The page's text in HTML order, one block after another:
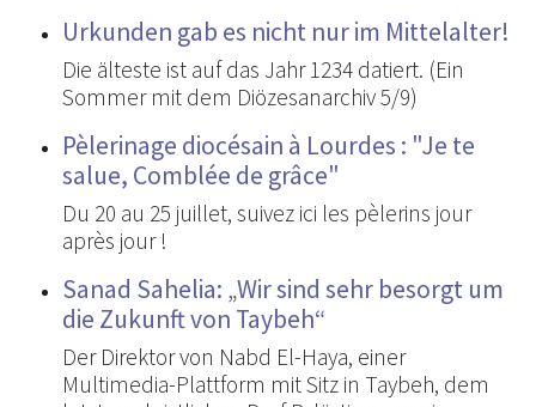
Urkunden gab es nicht nur im Mittelalter!
Die älteste ist auf das Jahr 1234 datiert. (Ein
Sommer mit dem Diözesanarchiv 5/9)
Pèlerinage diocésain à Lourdes : "Je te
salue, Comblée de grâce"
Du 20 au 25 juillet, suivez ici les pèlerins jour
après jour !
Sanad Sahelia: „Wir sind sehr besorgt um
die Zukunft von Taybeh“
Der Direktor von Nabd El-Haya, einer
Multimedia-Plattform mit Sitz in Taybeh, dem